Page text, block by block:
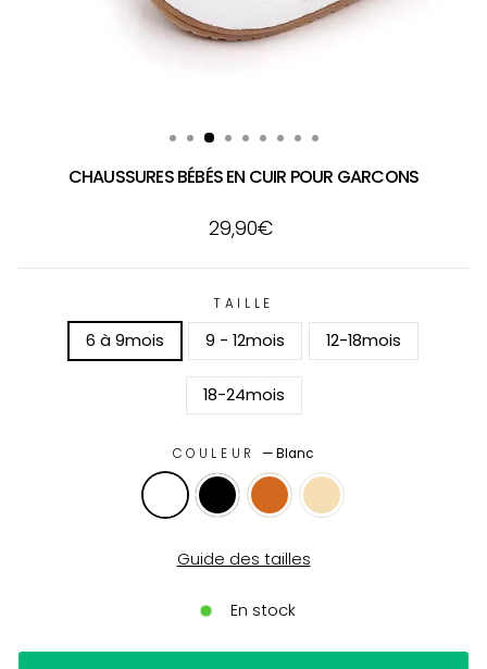
CHAUSSURES BÉBÉS EN CUIR POUR GARCONS
Prix
régulier
29,90€
TAILLE
6 à 9mois 9 - 12mois 12-18mois
18-24mois
COULEUR—Blanc
Guide des tailles
En stock